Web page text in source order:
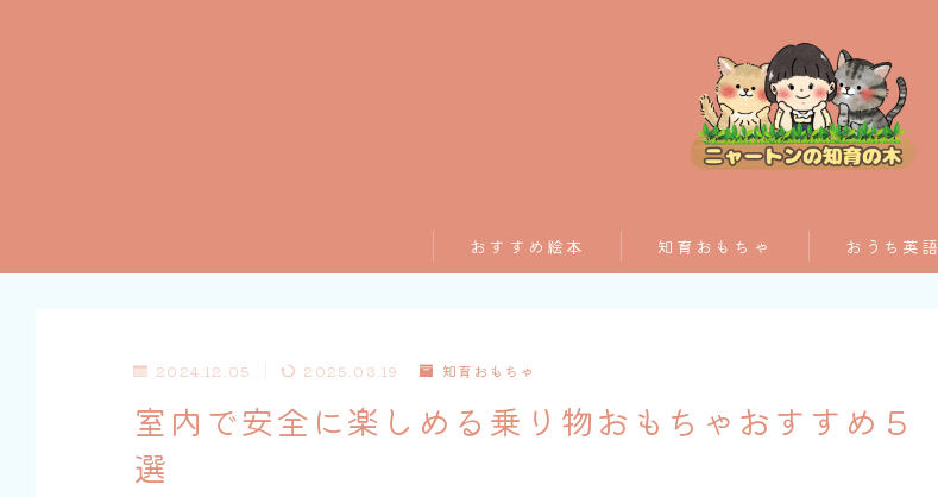
おすすめ絵本 知育おもちゃ おうち英語
おすすめ絵本
2024.12.05 2025.03.19 知育おもちゃ
室内で安全に楽しめる乗り物おもちゃおすすめ５
選